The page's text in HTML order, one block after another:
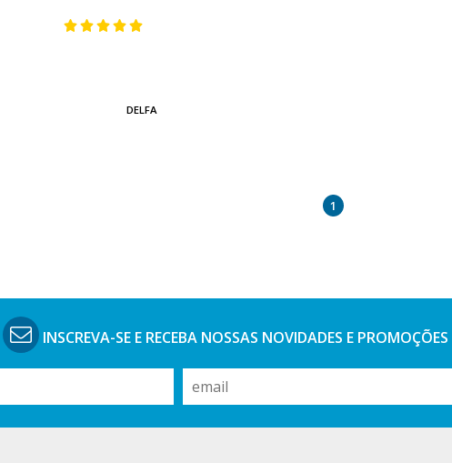
DELFA
1
INSCREVA-SE E RECEBA NOSSAS NOVIDADES E PROMOÇÕES